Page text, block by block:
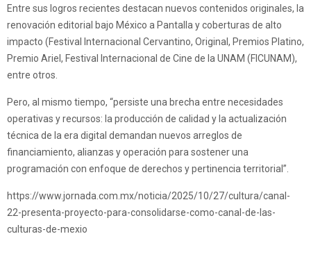
Entre sus logros recientes destacan nuevos contenidos originales, la
renovación editorial bajo México a Pantalla y coberturas de alto
impacto (Festival Internacional Cervantino, Original, Premios Platino,
Premio Ariel, Festival Internacional de Cine de la UNAM (FICUNAM),
entre otros.
Pero, al mismo tiempo, “persiste una brecha entre necesidades
operativas y recursos: la producción de calidad y la actualización
técnica de la era digital demandan nuevos arreglos de
financiamiento, alianzas y operación para sostener una
programación con enfoque de derechos y pertinencia territorial”.
https://www.jornada.com.mx/noticia/2025/10/27/cultura/canal-
22-presenta-proyecto-para-consolidarse-como-canal-de-las-
culturas-de-mexio